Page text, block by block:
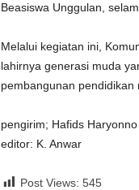
Beasiswa Unggulan,
Melalui kegiatan ini,
lahirnya generasi muda
pembangunan pendidikan
pengirim; Hafids Haryonno
editor: K. Anwar
Post Views: 545